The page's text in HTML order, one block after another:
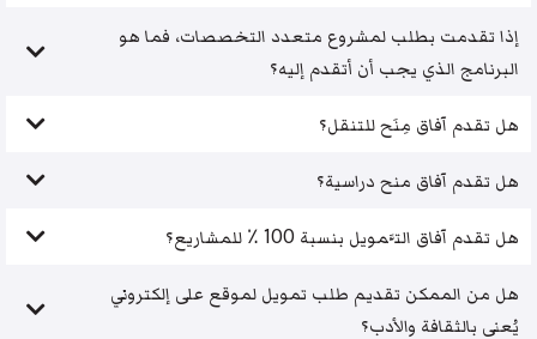
إذا تقدمت بطلب لمشروع متعدد التخصصات، فما هو
البرنامج الذي يجب أن أتقدم إليه؟
هل تقدم آفاق مِنَح للتنقل؟
هل تقدم آفاق منح دراسية؟
هل تقدم آفاق التَّمويل بنسبة 100 ٪ للمشاريع؟
هل من الممكن تقديم طلب تمويل لموقع على إلكتروني
يُعنى بالثقافة والأدب؟